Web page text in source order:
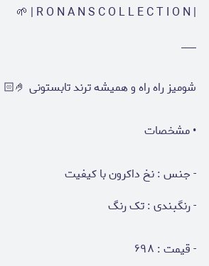
| R O N A N S C O L L E C T I O N | 🌱
___
شومیز راه راه و همیشه ترند تابستونی 🤌🏻
• مشخصات
- جنس : نخ داکرون با کیفیت
- رنگبندی : تک رنگ
- قیمت : ۶۹۸